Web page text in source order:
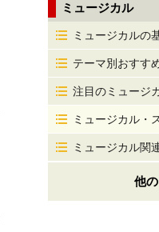
ミュージカル
ミュージカルの
テーマ別おすす
注目のミュージ
ミュージカル・
ミュージカル関
他